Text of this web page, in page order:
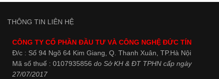
THÔNG TIN LIÊN HỆ
CÔNG TY CỔ PHẦN ĐẦU TƯ VÀ CÔNG NGHỆ ĐỨC TÍN
Đ/c : Số 94 Ngõ 64 Kim Giang, Q. Thanh Xuân, TP.Hà Nội
Mã số thuế : 0107935856 do Sở KH & ĐT TPHN cấp ngày
27/07/2017